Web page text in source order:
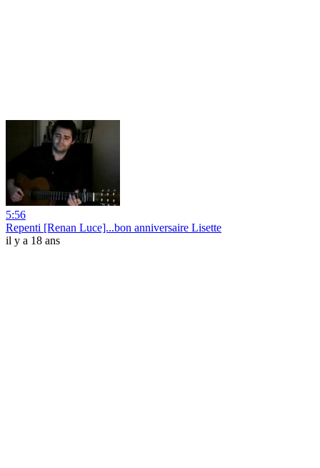
5:56
Repenti [Renan Luce]...bon anniversaire Lisette
il y a 18 ans